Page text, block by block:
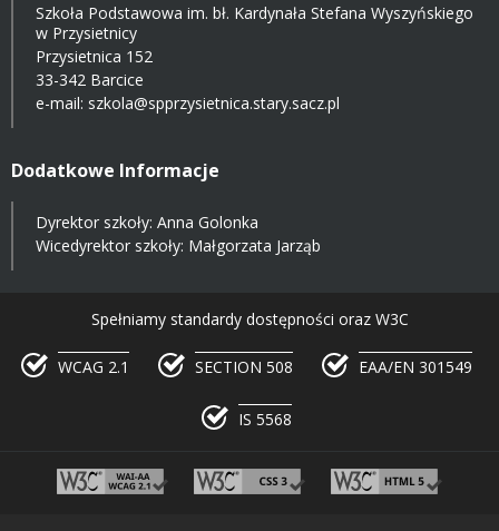
Szkoła Podstawowa im. bł. Kardynała Stefana Wyszyńskiego
w Przysietnicy
Przysietnica 152
33-342 Barcice
e-mail: szkola@spprzysietnica.stary.sacz.pl
Dodatkowe Informacje
Dyrektor szkoły: Anna Golonka
Wicedyrektor szkoły: Małgorzata Jarząb
Spełniamy standardy dostępności oraz W3C
WCAG 2.1 SECTION 508 EAA/EN 301549
IS 5568